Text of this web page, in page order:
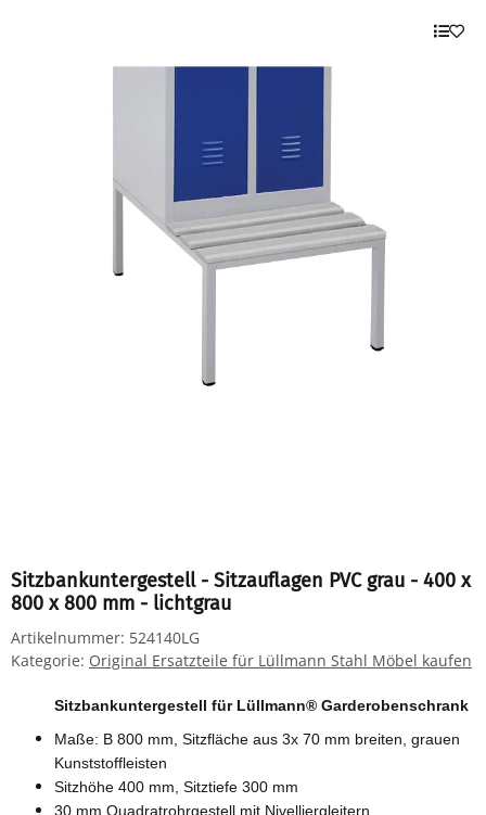
Sitzbankuntergestell - Sitzauflagen PVC grau - 400 x
800 x 800 mm - lichtgrau
Artikelnummer: 524140LG
Kategorie: Original Ersatzteile für Lüllmann Stahl Möbel kaufen
Sitzbankuntergestell für Lüllmann® Garderobenschrank
Maße: B 800 mm, Sitzfläche aus 3x 70 mm breiten, grauen
Kunststoffleisten
Sitzhöhe 400 mm, Sitztiefe 300 mm
30 mm Quadratrohrgestell mit Nivelliergleitern